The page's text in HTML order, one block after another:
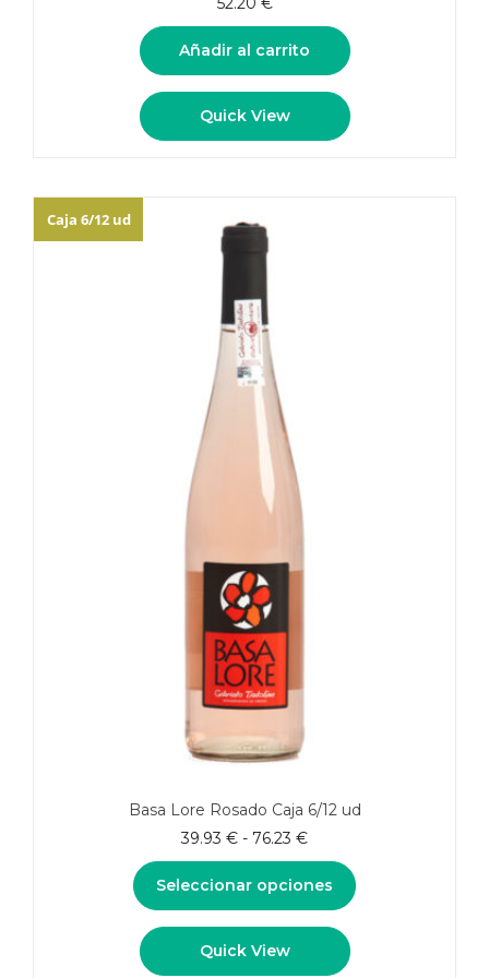
Añadir al carrito
Quick View
Caja 6/12 ud
Basa Lore Rosado Caja 6/12 ud
39.93 € - 76.23 €Rango
de
precios:
desde
39.93 €
Seleccionar opciones
producto
Quick View